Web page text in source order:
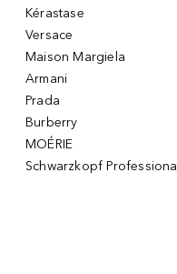
Kérastase
Versace
Maison Margiela
Armani
Prada
Burberry
MOÉRIE
Schwarzkopf Professional